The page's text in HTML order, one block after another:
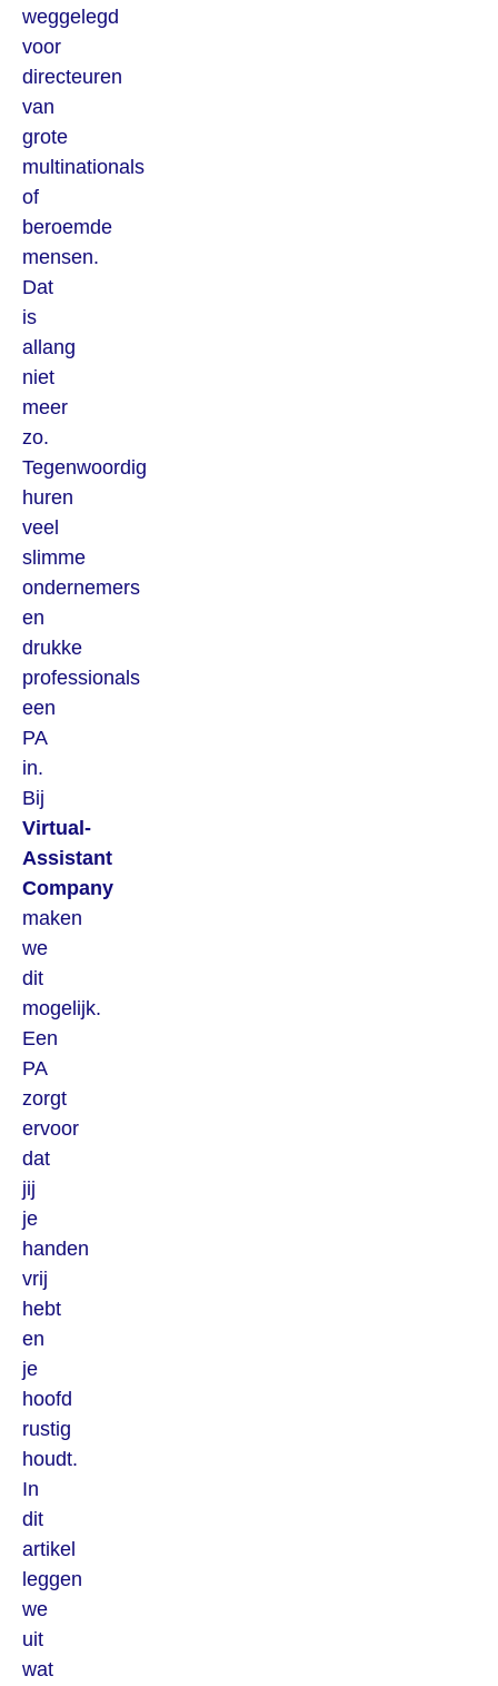
weggelegd
voor
directeuren
van
grote
multinationals
of
beroemde
mensen.
Dat
is
allang
niet
meer
zo.
Tegenwoordig
huren
veel
slimme
ondernemers
en
drukke
professionals
een
PA
in.
Bij
Virtual-
Assistant
Company
maken
we
dit
mogelijk.
Een
PA
zorgt
ervoor
dat
jij
je
handen
vrij
hebt
en
je
hoofd
rustig
houdt.
In
dit
artikel
leggen
we
uit
wat